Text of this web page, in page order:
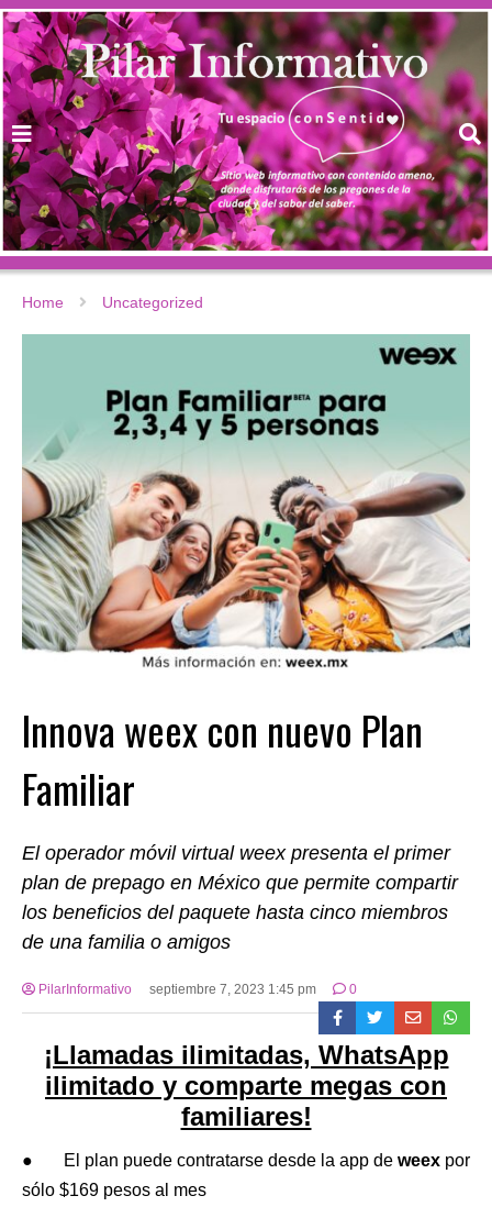
Home Uncategorized
Innova weex con nuevo Plan
Familiar
El operador móvil virtual weex presenta el primer
plan de prepago en México que permite compartir
los beneficios del paquete hasta cinco miembros
de una familia o amigos
PilarInformativo septiembre 7, 2023 1:45 pm 0
¡Llamadas ilimitadas, WhatsApp
ilimitado y comparte megas con
familiares!
● El plan puede contratarse desde la app de weex por
sólo $169 pesos al mes